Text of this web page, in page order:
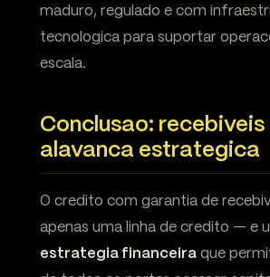
maduro, regulado e com
tecnologica para suportar
escala.
Conclusao: recebiveis
alavanca estrategica
O credito com garantia de
apenas uma linha de credito — e
estrategia financeira que